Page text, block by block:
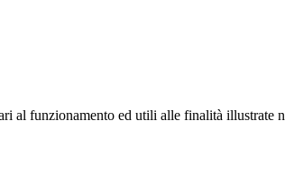
al funzionamento ed utili alle finalità illustrate